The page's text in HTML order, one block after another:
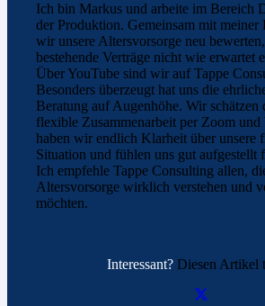
Ich bin Markus und arbeite im Bereich
der Produktion. Gemeinsam mit meiner
wir unsere Altersvorsorge neu
bestehende Verträge nicht wie erwartet
Über YouTube sind wir auf Tappe
Besonders überzeugt hat uns die
Beratung auf Augenhöhe. Wir schätzen
flexible Zusammenarbeit per Zoom
haben wir endlich Klarheit über unsere
Situation und fühlen uns gut aufgestellt
Ich empfehle Tappe Consulting allen,
Altersvorsorge wirklich verstehen und
möchten.
Interessant?Diesen Artikel